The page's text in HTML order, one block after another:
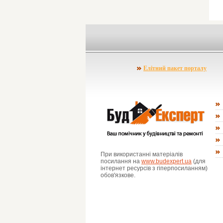
Елітний пакет порталу
При використанні матеріалів
посилання на www.budexpert.ua (для
інтернет ресурсів з гіперпосиланням)
обов'язкове.